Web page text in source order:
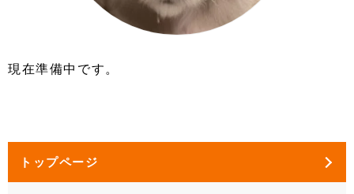
現在準備中です。
トップページ